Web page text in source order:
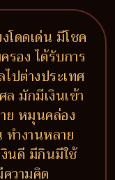
ดดเด่น มีโชค
อง ได้รับการ
ปต่างประเทศ
มักมีเงินเข้า
ย หมุนคล่อง
ทำงานหลาย
งินดี มีกินมีใช้
วามคิด